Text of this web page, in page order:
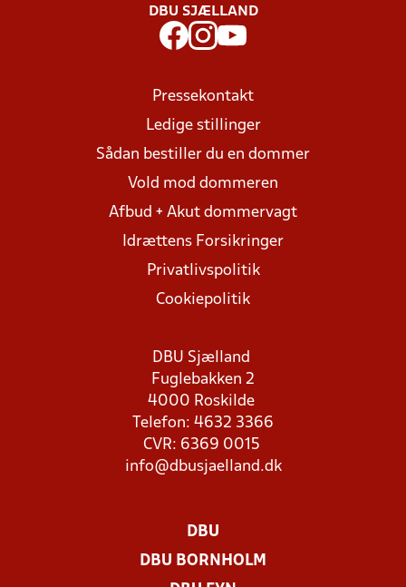
DBU SJÆLLAND
Pressekontakt
Ledige stillinger
Sådan bestiller du en dommer
Vold mod dommeren
Afbud + Akut dommervagt
Idrættens Forsikringer
Privatlivspolitik
Cookiepolitik
DBU Sjælland
Fuglebakken 2
4000 Roskilde
Telefon: 4632 3366
CVR: 6369 0015
info@dbusjaelland.dk
DBU
DBU BORNHOLM